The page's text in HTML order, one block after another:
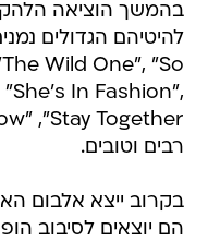
בהמשך הוציאה
Wild One", "So
"She's In Fashion",
רבים וטובים.
בקרוב ייצא אלבום
הם יוצאים לסיבוב